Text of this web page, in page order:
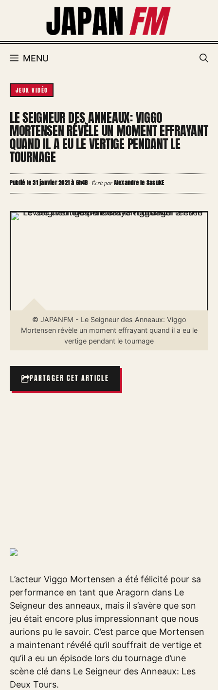
MENU
JEUX VIDÉO
LE SEIGNEUR DES ANNEAUX: VIGGO
MORTENSEN RÉVÈLE UN MOMENT EFFRAYANT
QUAND IL A EU LE VERTIGE PENDANT LE
TOURNAGE
Publié le 31 janvier 2021 à 6h48 · Écrit parAlexandre le SasukE
© JAPANFM - Le Seigneur des Anneaux: Viggo
Mortensen révèle un moment effrayant quand il a eu le
vertige pendant le tournage
PARTAGER CET ARTICLE
L’acteur Viggo Mortensen a été félicité pour sa
performance en tant que Aragorn dans Le
Seigneur des anneaux, mais il s’avère que son
jeu était encore plus impressionnant que nous
aurions pu le savoir. C’est parce que Mortensen
a maintenant révélé qu’il souffrait de vertige et
qu’il a eu un épisode lors du tournage d’une
scène clé dans Le Seigneur des Anneaux: Les
Deux Tours.